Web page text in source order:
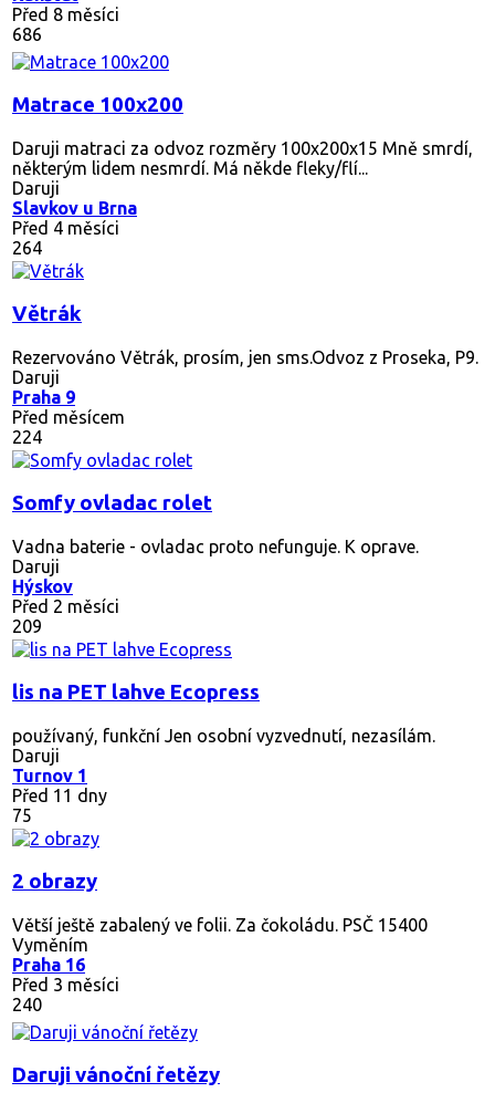
Před 8 měsíci
686
Matrace 100x200
Daruji matraci za odvoz rozměry 100x200x15 Mně smrdí,
některým lidem nesmrdí. Má někde fleky/flí...
Daruji
Slavkov u Brna
Před 4 měsíci
264
Větrák
Rezervováno Větrák, prosím, jen sms.Odvoz z Proseka, P9.
Daruji
Praha 9
Před měsícem
224
Somfy ovladac rolet
Vadna baterie - ovladac proto nefunguje. K oprave.
Daruji
Hýskov
Před 2 měsíci
209
lis na PET lahve Ecopress
používaný, funkční Jen osobní vyzvednutí, nezasílám.
Daruji
Turnov 1
Před 11 dny
75
2 obrazy
Větší ještě zabalený ve folii. Za čokoládu. PSČ 15400
Vyměním
Praha 16
Před 3 měsíci
240
Daruji vánoční řetězy